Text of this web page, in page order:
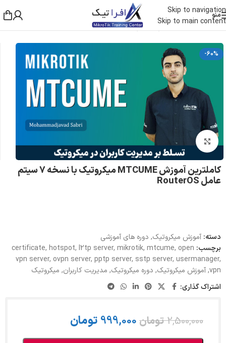
Skip to navigation
Skip to main content
منو
دوره های آموزشی آموزش میکروتیک
-60%
بزرگنمایی تصویر
کاملترین آموزش MTCUME میکروتیک با نسخه 7 سیتم
عامل RouterOS
دسته: آموزش میکروتیک, دوره های آموزشی
برچسب:
certificate, hotspot, l2tp server, mikrotik, mtcume, open
vpn server, ovpn server, pptp server, sstp server, usermanager,
vpn
,آموزش میکروتیک, دوره میکروتیک, مدیریت کاربران, میکروتیک
اشتراک گذاری:
2,500,000 تومان 999,000 تومان